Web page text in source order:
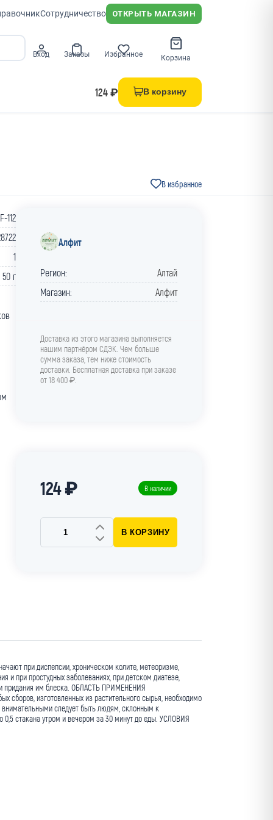
Сотрудничество ОТКРЫТЬ МАГАЗИН
Вход Заказы Избранное Корзина
124 ₽ В корзину
В избранное
112
1
50 г
Алфит
Регион:
Алтай
Магазин:
Алфит
Доставка из этого магазина выполняется
нашим партнёром СДЭК. Чем больше
сумма заказа, тем ниже стоимость
доставки. Бесплатная доставка при заказе
от 18 400 ₽.
124 ₽ В наличии
В КОРЗИНУ
при диспепсии, хроническом колите, метеоризме,
при простудных заболеваниях, при детском диатезе,
и придания им блеска. ОБЛАСТЬ ПРИМЕНЕНИЯ
сборов, изготовленных из растительного сырья, необходимо
внимательными следует быть людям, склонным к
0,5 стакана утром и вечером за 30 минут до еды. УСЛОВИЯ